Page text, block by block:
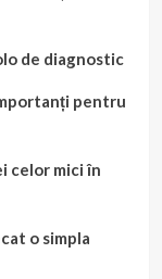
de diagnostic
pentru
celor mici în
o simpla